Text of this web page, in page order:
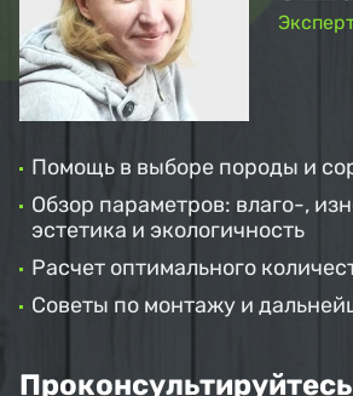
Помощь в выборе породы и
Обзор параметров: влаго-,
эстетика и экологичность
Расчет оптимального
Советы по монтажу и
Проконсультируйтесь